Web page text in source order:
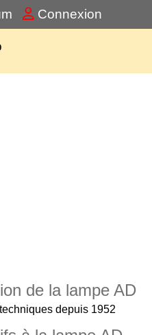
Connexion
de la lampe AD
depuis 1952